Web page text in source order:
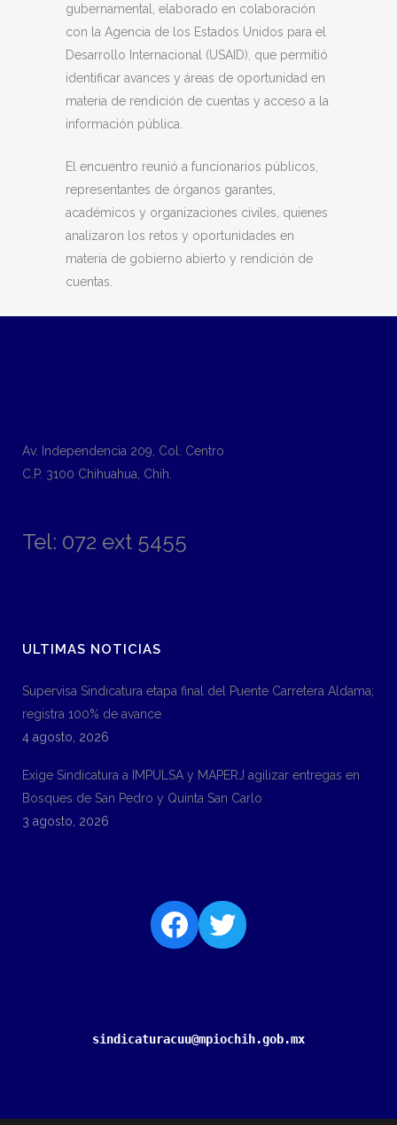
gubernamental, elaborado en colaboración
con la Agencia de los Estados Unidos para el
Desarrollo Internacional (USAID), que permitió
identificar avances y áreas de oportunidad en
materia de rendición de cuentas y acceso a la
información pública.
El encuentro reunió a funcionarios públicos,
representantes de órganos garantes,
académicos y organizaciones civiles, quienes
analizaron los retos y oportunidades en
materia de gobierno abierto y rendición de
cuentas.
Av. Independencia 209, Col. Centro
C.P. 3100 Chihuahua, Chih.
Tel: 072 ext 5455
ULTIMAS NOTICIAS
Supervisa Sindicatura etapa final del Puente Carretera Aldama;
registra 100% de avance
4 agosto, 2026
Exige Sindicatura a IMPULSA y MAPERJ agilizar entregas en
Bosques de San Pedro y Quinta San Carlo
3 agosto, 2026
sindicaturacuu@mpiochih.gob.mx